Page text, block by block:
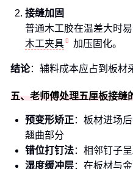
接缝加固
普通木工胶在温差大时
木工夹具
加压固化。
结论：辅料成本应占到板材
五、老师傅处理五厘板接缝
预变形矫正：板材进场
翘曲部分
错位打钉法：相邻钉子
湿度缓冲层：在板材与